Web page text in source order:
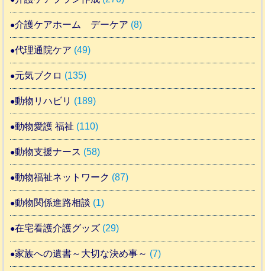
介護ケアホーム デーケア (8)
代理通院ケア (49)
元気ブクロ (135)
動物リハビリ (189)
動物愛護 福祉 (110)
動物支援ナース (58)
動物福祉ネットワーク (87)
動物関係進路相談 (1)
在宅看護介護グッズ (29)
家族への遺書～大切な決め事～ (7)